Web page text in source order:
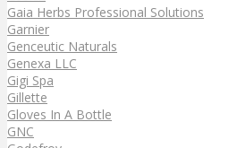
Gaia Herbs Professional Solutions
Garnier
Genceutic Naturals
Genexa LLC
Gigi Spa
Gillette
Gloves In A Bottle
GNC